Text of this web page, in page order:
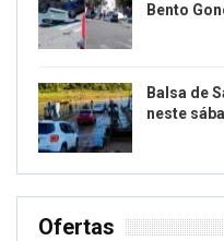
Bento
Balsa de
neste
Ofertas